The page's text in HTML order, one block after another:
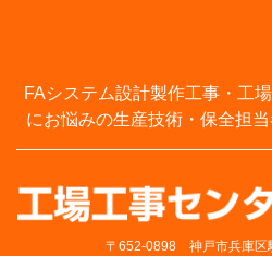
FAシステム設計製作工事・工
にお悩みの生産技術・保全担
〒652-0898 神戸市兵庫区